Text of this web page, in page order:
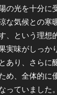
の光を十分に
な気候との寒
、という理想
実味がしっか
あり、さらに
め、全体的に
っていました